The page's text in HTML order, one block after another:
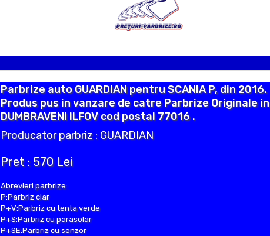
Parbrize auto GUARDIAN pentru SCANIA P, din 2016.
Produs pus in vanzare de catre Parbrize Originale in
DUMBRAVENI ILFOV cod postal 77016 .
Producator parbriz : GUARDIAN
Pret : 570 Lei
Abrevieri parbrize:
P:Parbriz clar
P+V:Parbriz cu tenta verde
P+S:Parbriz cu parasolar
P+SE:Parbriz cu senzor